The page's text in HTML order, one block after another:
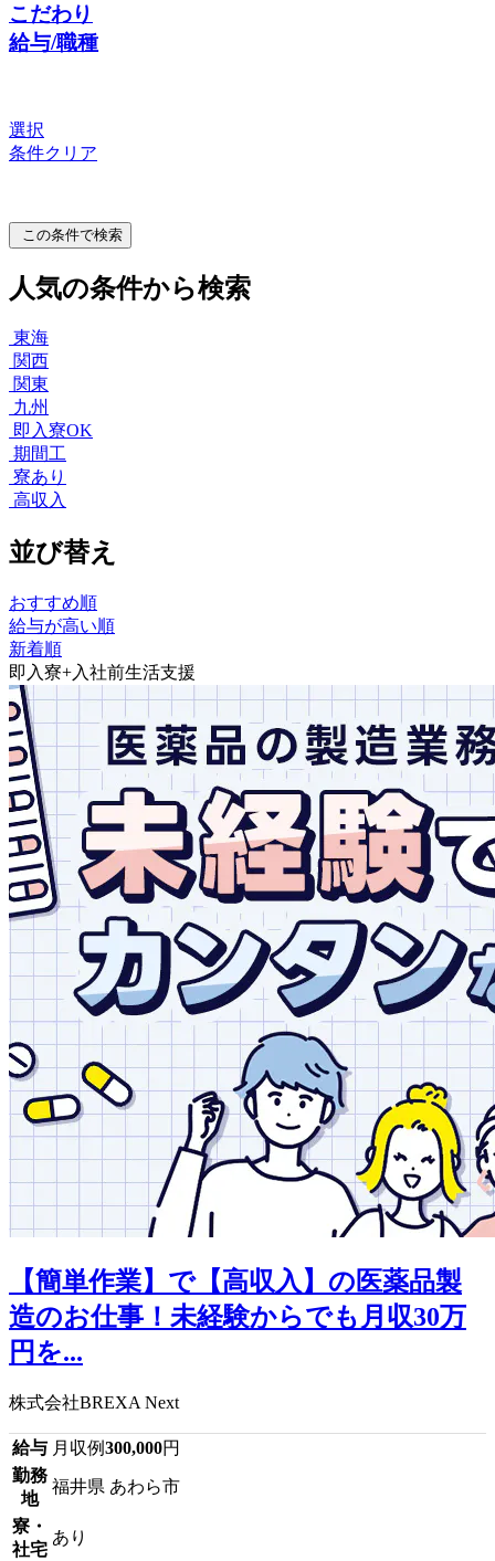
こだわり
給与/職種
選択
条件クリア
この条件で検索
人気の条件から検索
東海
関西
関東
九州
即入寮OK
期間工
寮あり
高収入
並び替え
おすすめ順
給与が高い順
新着順
即入寮+入社前生活支援
【簡単作業】で【高収入】の医薬品製
造のお仕事！未経験からでも月収30万
円を...
株式会社BREXA Next
給与 月収例300,000円
勤務
地
福井県 あわら市
寮・
社宅
あり